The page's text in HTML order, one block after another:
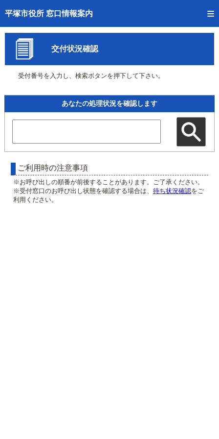
平塚市役所 窓口情報案内
トップページへ
ご利用方法
事前予約
予約状況確認
待ち状況確認
交付状況確認
混雑予想カレンダー
交付状況確認
受付番号を入力し、検索ボタンを押下して下さい。
あなたの処理状況を確認します
ご利用時の注意事項
※お呼び出しの順番が前後することがあります。ご了承ください。
※受付窓口のお呼び出し状態を確認する場合は、 待ち状況確認をご
利用ください。